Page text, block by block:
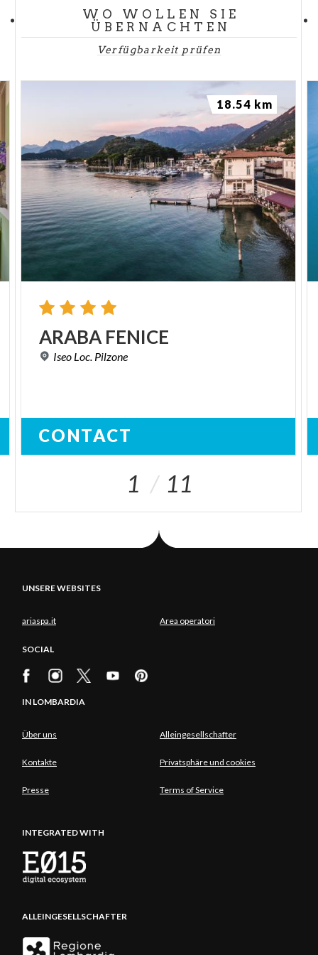
WO WOLLEN SIE
ÜBERNACHTEN
Verfügbarkeit prüfen
ARABA FENICE
Iseo Loc. Pilzone
CONTACT
18.54 km
1 11
UNSERE WEBSITES
ariaspa.it Area operatori
SOCIAL
IN LOMBARDIA
Über uns Alleingesellschafter
Kontakte Privatsphäre und cookies
Presse Terms of Service
INTEGRATED WITH
ALLEINGESELLSCHAFTER